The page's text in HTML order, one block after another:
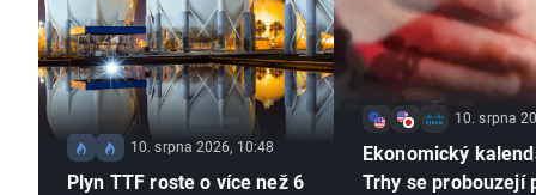
10. srpna 2026, 10:48
Plyn TTF roste o více než 6
10. srpna
Ekonomický
Trhy se probouzejí